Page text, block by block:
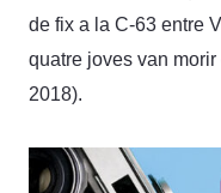
de fix a la C-63 entre
quatre joves van
2018).